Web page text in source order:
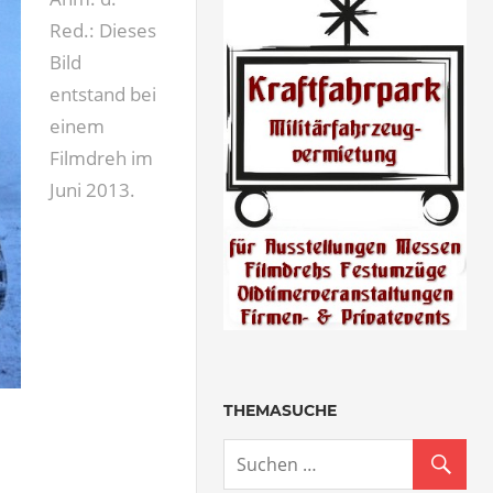
Red.: Dieses
Bild
entstand bei
einem
Filmdreh im
Juni 2013.
THEMASUCHE